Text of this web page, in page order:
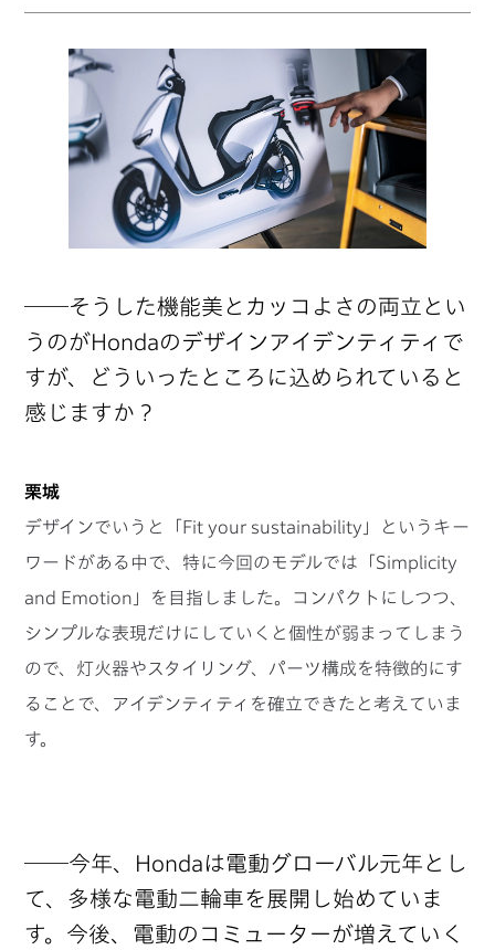
──そうした機能美とカッコよさの両立とい
うのがHondaのデザインアイデンティティで
すが、どういったところに込められていると
感じますか？
栗城
デザインでいうと「Fit your sustainability」というキー
ワードがある中で、特に今回のモデルでは「Simplicity
and Emotion」を目指しました。コンパクトにしつつ、
シンプルな表現だけにしていくと個性が弱まってしまう
ので、灯火器やスタイリング、パーツ構成を特徴的にす
ることで、アイデンティティを確立できたと考えていま
す。
──今年、Hondaは電動グローバル元年とし
て、多様な電動二輪車を展開し始めていま
す。今後、電動のコミューターが増えていく